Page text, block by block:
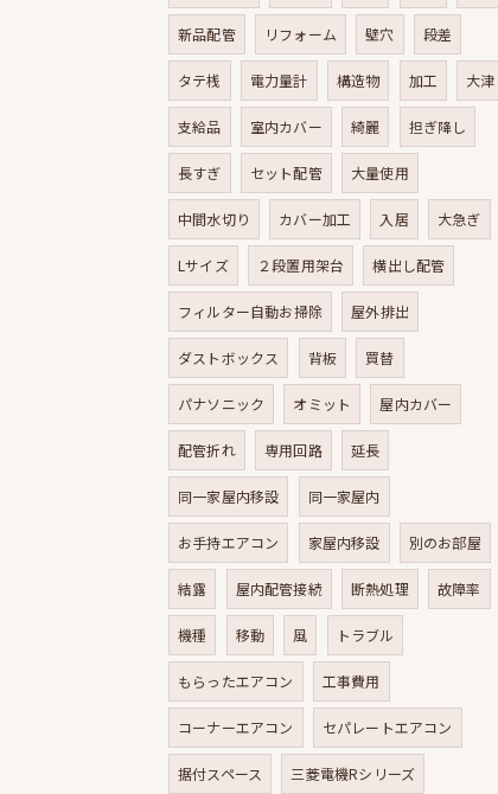
新品配管 リフォーム 壁穴 段差
タテ桟 電力量計 構造物 加工 大津
支給品 室内カバー 綺麗 担ぎ降し
長すぎ セット配管 大量使用
中間水切り カバー加工 入居 大急ぎ
Lサイズ ２段置用架台 横出し配管
フィルター自動お掃除 屋外排出
ダストボックス 背板 買替
パナソニック オミット 屋内カバー
配管折れ 専用回路 延長
同一家屋内移設 同一家屋内
お手持エアコン 家屋内移設 別のお部屋
結露 屋内配管接続 断熱処理 故障率
機種 移動 風 トラブル
もらったエアコン 工事費用
コーナーエアコン セパレートエアコン
据付スペース 三菱電機Rシリーズ